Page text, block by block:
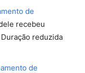
de
recebeu
reduzida
de